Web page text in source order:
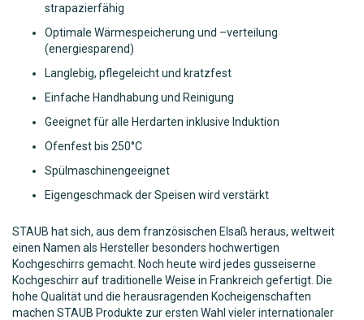
strapazierfähig
Optimale Wärmespeicherung und –verteilung
(energiesparend)
Langlebig, pflegeleicht und kratzfest
Einfache Handhabung und Reinigung
Geeignet für alle Herdarten inklusive Induktion
Ofenfest bis 250°C
Spülmaschinengeeignet
Eigengeschmack der Speisen wird verstärkt
STAUB hat sich, aus dem französischen Elsaß heraus, weltweit
einen Namen als Hersteller besonders hochwertigen
Kochgeschirrs gemacht. Noch heute wird jedes gusseiserne
Kochgeschirr auf traditionelle Weise in Frankreich gefertigt. Die
hohe Qualität und die herausragenden Kocheigenschaften
machen STAUB Produkte zur ersten Wahl vieler internationaler